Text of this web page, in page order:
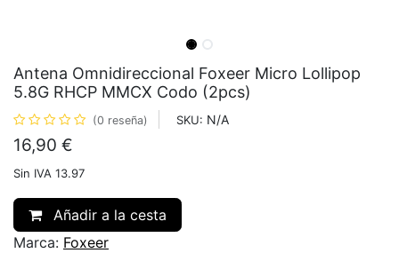
Antena Omnidireccional Foxeer Micro Lollipop
5.8G RHCP MMCX Codo (2pcs)
(0 reseña) SKU: N/A
16,90 €
Sin IVA 13.97
Añadir a la cesta
Marca: Foxeer